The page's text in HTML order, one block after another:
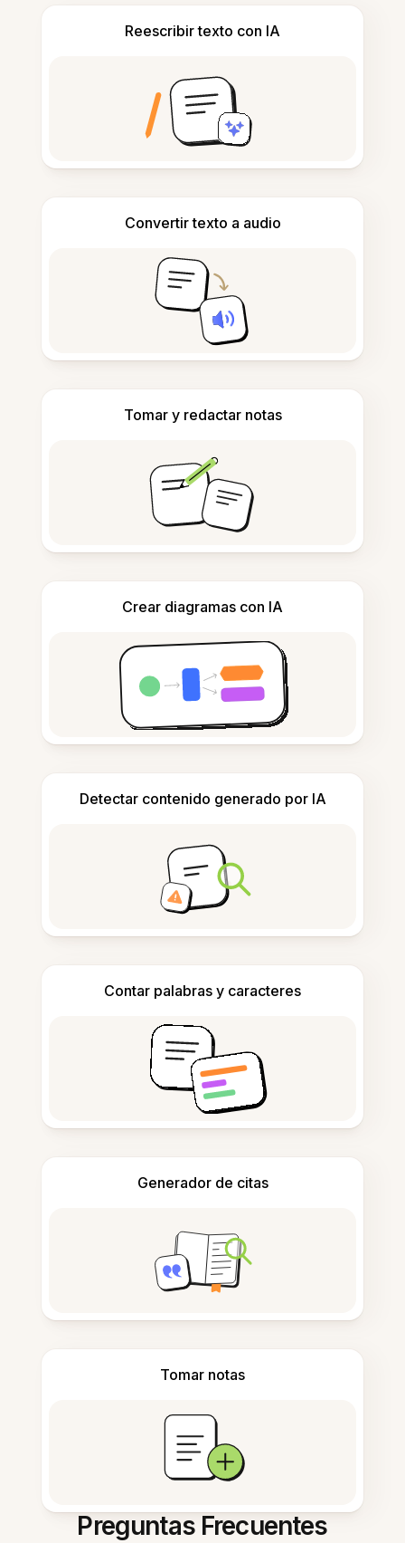
Reescribir texto con IA
Convertir texto a audio
Tomar y redactar notas
Crear diagramas con IA
Detectar contenido generado por IA
Contar palabras y caracteres
Generador de citas
Tomar notas
Preguntas Frecuentes